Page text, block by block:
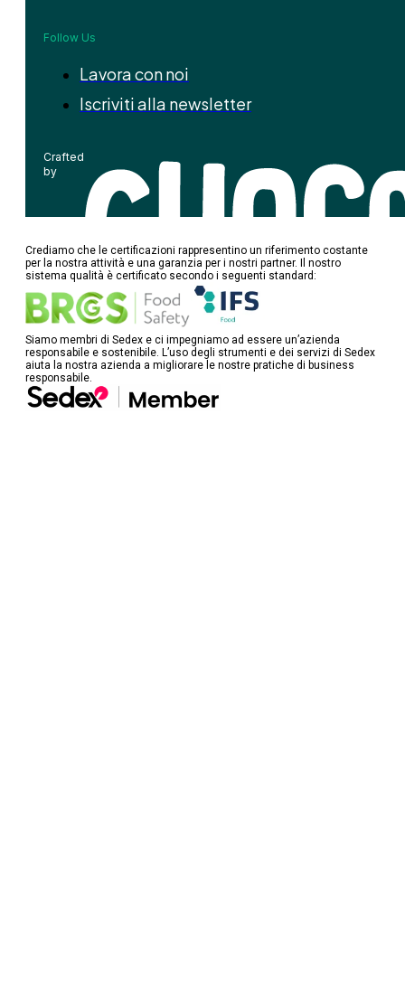
Follow Us
Lavora con noi
Iscriviti alla newsletter
Crafted
by
Crediamo che le certificazioni rappresentino un riferimento costante
per la nostra attività e una garanzia per i nostri partner. Il nostro
sistema qualità è certificato secondo i seguenti standard:
Siamo membri di Sedex e ci impegniamo ad essere un’azienda
responsabile e sostenibile. L’uso degli strumenti e dei servizi di Sedex
aiuta la nostra azienda a migliorare le nostre pratiche di business
responsabile.